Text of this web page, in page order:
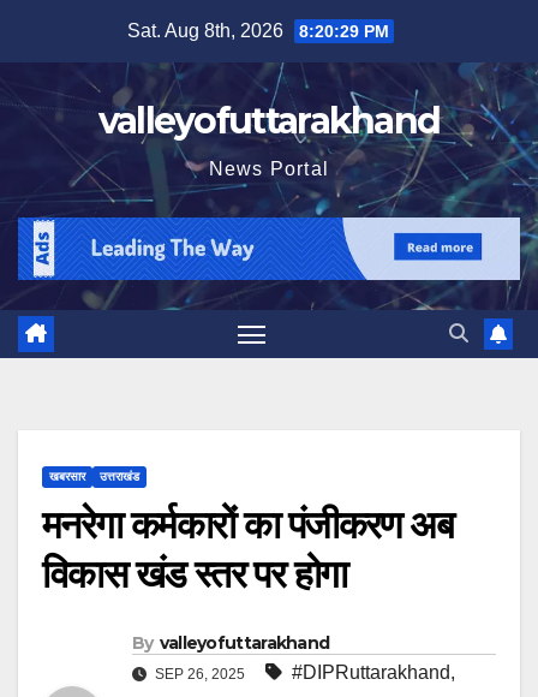
content
Sat. Aug 8th, 2026 8:20:31 PM
valleyofuttarakhand
News Portal
खबरसार उत्तराखंड
मनरेगा कर्मकारों का पंजीकरण अब
विकास खंड स्तर पर होगा
By valleyofuttarakhand
SEP 26, 2025 #DIPRuttarakhand,